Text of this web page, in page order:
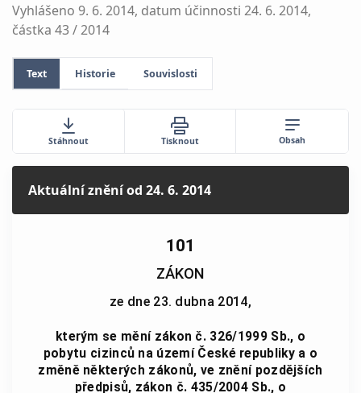
Vyhlášeno 9. 6. 2014, datum účinnosti 24. 6. 2014,
částka 43 / 2014
Text Historie Souvislosti
Stáhnout Tisknout Obsah
Aktuální zněníod 24. 6. 2014
101
ZÁKON
ze dne 23. dubna 2014,
kterým se mění zákon č. 326/1999 Sb., o
pobytu cizinců na území České republiky a o
změně některých zákonů, ve znění pozdějších
předpisů, zákon č. 435/2004 Sb., o